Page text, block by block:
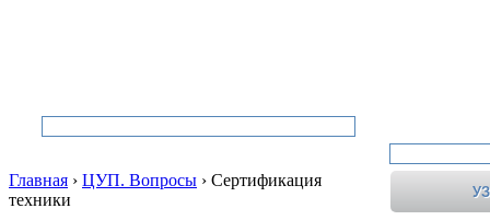
Главная › ЦУП. Вопросы › Сертификация
техники